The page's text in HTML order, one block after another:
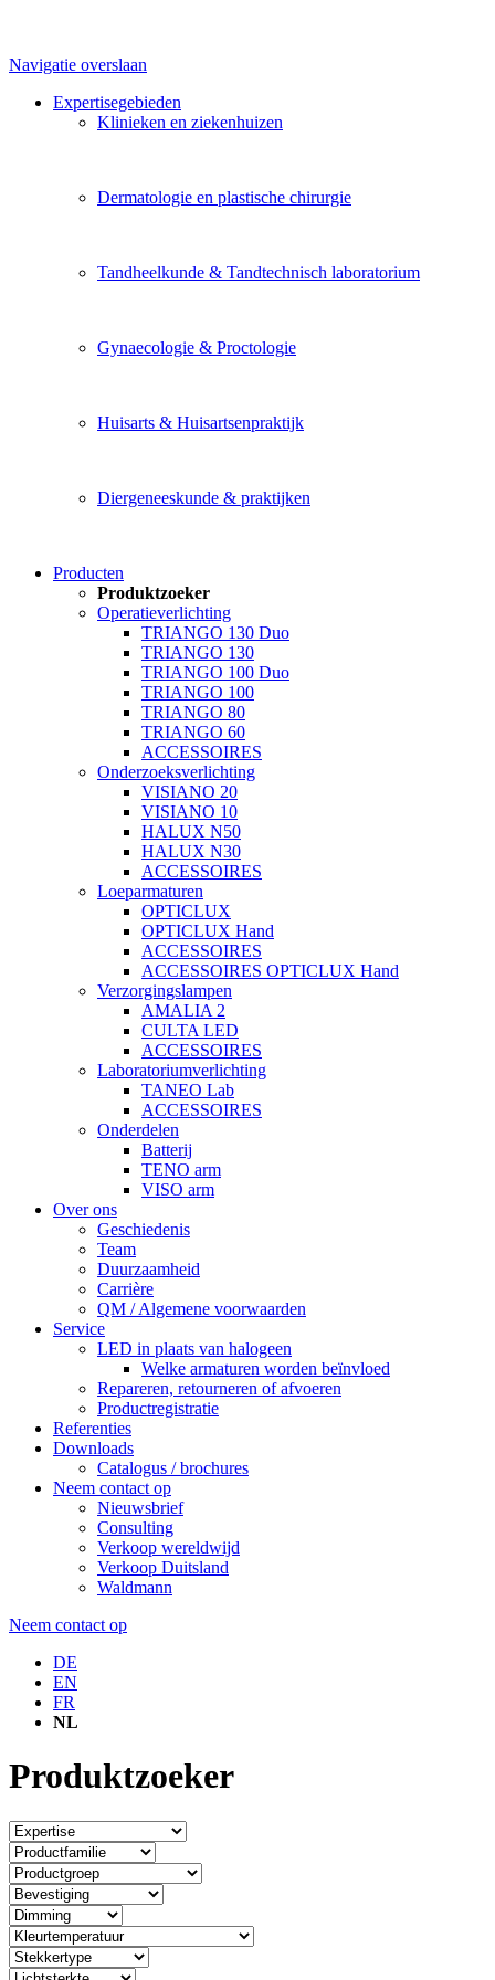
Navigatie overslaan
Expertisegebieden
Klinieken en ziekenhuizen
Dermatologie en plastische chirurgie
Tandheelkunde & Tandtechnisch laboratorium
Gynaecologie & Proctologie
Huisarts & Huisartsenpraktijk
Diergeneeskunde & praktijken
Producten
Produktzoeker
Operatieverlichting
TRIANGO 130 Duo
TRIANGO 130
TRIANGO 100 Duo
TRIANGO 100
TRIANGO 80
TRIANGO 60
ACCESSOIRES
Onderzoeksverlichting
VISIANO 20
VISIANO 10
HALUX N50
HALUX N30
ACCESSOIRES
Loeparmaturen
OPTICLUX
OPTICLUX Hand
ACCESSOIRES
ACCESSOIRES OPTICLUX Hand
Verzorgingslampen
AMALIA 2
CULTA LED
ACCESSOIRES
Laboratoriumverlichting
TANEO Lab
ACCESSOIRES
Onderdelen
Batterij
TENO arm
VISO arm
Over ons
Geschiedenis
Team
Duurzaamheid
Carrière
QM / Algemene voorwaarden
Service
LED in plaats van halogeen
Welke armaturen worden beïnvloed
Repareren, retourneren of afvoeren
Productregistratie
Referenties
Downloads
Catalogus / brochures
Neem contact op
Nieuwsbrief
Consulting
Verkoop wereldwijd
Verkoop Duitsland
Waldmann
Neem contact op
DE
EN
FR
NL
Produktzoeker